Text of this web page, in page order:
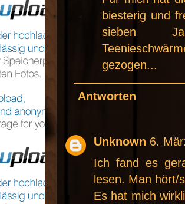
biesterig und
sieben
gezogen...
Antworten
Unknown 6.
Ich fand es
lesen. Man hört/
Es hat mich